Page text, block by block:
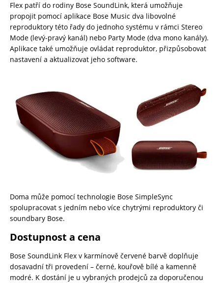
Flex patří do rodiny Bose SoundLink, která umožňuje
propojit pomocí aplikace Bose Music dva libovolné
reproduktory této řady do jednoho systému v rámci Stereo
Mode (levý-pravý kanál) nebo Party Mode (dva mono kanály).
Aplikace také umožňuje ovládat reproduktor, přizpůsobovat
nastavení a aktualizovat jeho software.
Doma může pomocí technologie Bose SimpleSync
spolupracovat s jedním nebo více chytrými reproduktory či
soundbary Bose.
Dostupnost a cena
Bose SoundLink Flex v karmínově červené barvě doplňuje
dosavadní tři provedení – černé, kouřově bílé a kamenně
modré. K dostání je u vybraných prodejců za doporučenou